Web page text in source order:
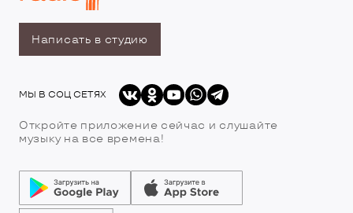
Написать в студию
МЫ В СОЦ СЕТЯХ
Откройте приложение сейчас и слушайте
музыку на все времена!